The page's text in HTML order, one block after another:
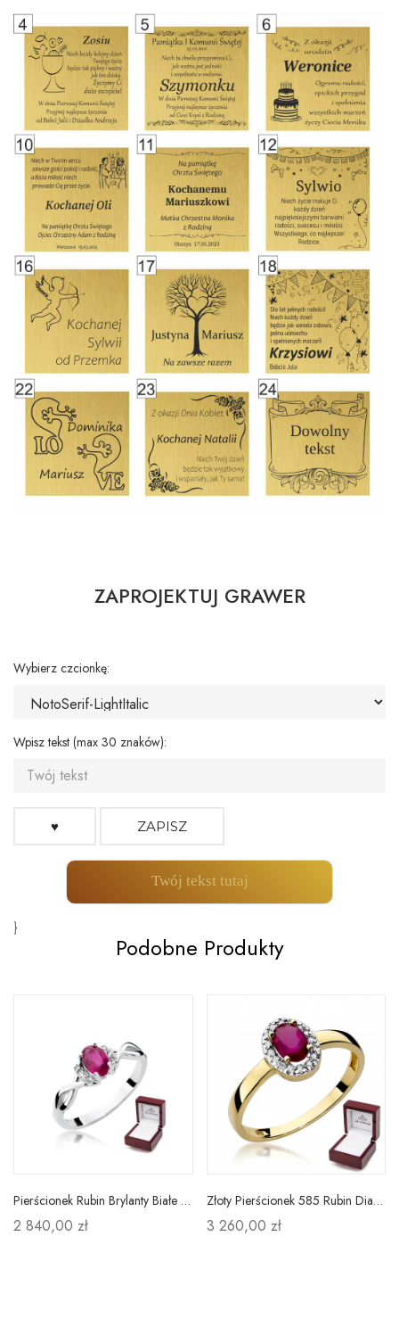
ZAPROJEKTUJ GRAWER
Wybierz czcionkę:
Wpisz tekst (max 30 znaków):
♥ ZAPISZ
Twój tekst tutaj
}
Podobne Produkty
Pierścionek Rubin Brylanty Białe Złoto na Prezent
2 840,00 zł
Złoty Pierścionek 585 Rubin Diament Prezent Grawer
3 260,00 zł